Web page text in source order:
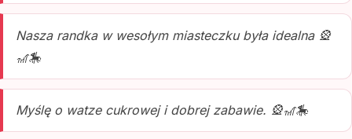
Nasza randka w wesołym miasteczku była idealna 🎡
🎢🎠
Myślę o watze cukrowej i dobrej zabawie. 🎡🎢🎠